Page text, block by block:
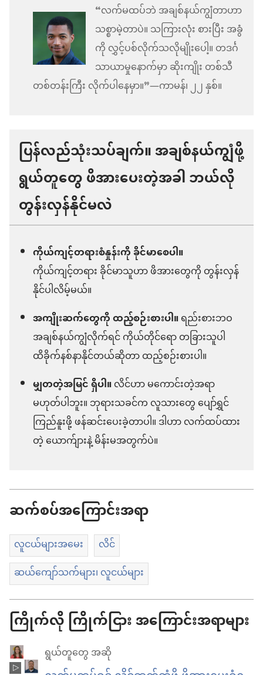
“လက်မထပ်ဘဲ အချစ်နယ်ကျွံတာဟာ
သစ္စာမဲ့တာပဲ။ သကြားလုံး စားပြီး အခွံ
ကို လွှင့်ပစ်လိုက်သလိုမျိုးပေါ့။ တဒင်္ဂ
သာယာမှုနောက်မှာ ဆိုးကျိုး တစ်သီ
တစ်တန်းကြီး လိုက်ပါနေမှာ။”—ကာမန်၊ ၂၂ နှစ်။
ပြန်လည်သုံးသပ်ချက်။ အချစ်နယ်ကျွံဖို့
ရွယ်တူတွေ ဖိအားပေးတဲ့အခါ ဘယ်လို
တွန်းလှန်နိုင်မလဲ
ကိုယ်ကျင့်တရားစံနှုန်းကို ခိုင်မာစေပါ။
ကိုယ်ကျင့်တရား ခိုင်မာသူဟာ ဖိအားတွေကို တွန်းလှန်
နိုင်ပါလိမ့်မယ်။
အကျိုးဆက်တွေကို ထည့်စဉ်းစားပါ။ရည်းစားဘဝ
အချစ်နယ်ကျွံလိုက်ရင် ကိုယ်တိုင်ရော တခြားသူပါ
ထိခိုက်နစ်နာနိုင်တယ်ဆိုတာ ထည့်စဉ်းစားပါ။
မျှတတဲ့အမြင် ရှိပါ။လိင်ဟာ မကောင်းတဲ့အရာ
မဟုတ်ပါဘူး။ ဘုရားသခင်က လူသားတွေ ပျော်ရွှင်
ကြည်နူးဖို့ ဖန်ဆင်းပေးခဲ့တာပါ။ ဒါဟာ လက်ထပ်ထား
တဲ့ ယောက်ျားနဲ့ မိန်းမအတွက်ပဲ။
ဆက်စပ်အကြောင်းအရာ
လူငယ်များအမေး
လိင်
ဆယ်ကျော်သက်များ၊ လူငယ်များ
ကြိုက်လို ကြိုက်ငြား အကြောင်းအရာများ
ရွယ်တူတွေ အဆို